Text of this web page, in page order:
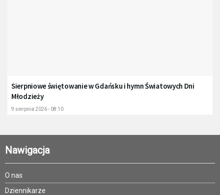
Sierpniowe świętowanie w Gdańsku i hymn Światowych Dni
Młodzieży
9 sierpnia 2026 - 08:10
Nawigacja
O nas
Dziennikarze